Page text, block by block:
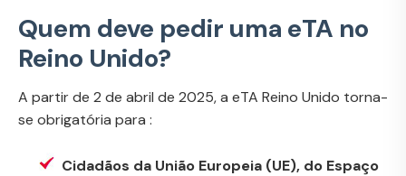
Quem deve pedir uma eTA no
Reino Unido?
A partir de 2 de abril de 2025, a eTA Reino Unido torna-
se obrigatória para :
Cidadãos da União Europeia (UE), do Espaço